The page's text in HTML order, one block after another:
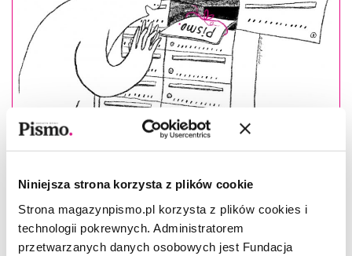
Niniejsza strona korzysta z plików cookie
Strona magazynpismo.pl korzysta z plików cookies i
technologii pokrewnych. Administratorem
przetwarzanych danych osobowych jest Fundacja
Masz konto? Zaloguj się